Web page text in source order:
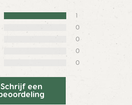
1
0
0
0
0
Schrijf een
beoordeling